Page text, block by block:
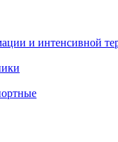
и интенсивной